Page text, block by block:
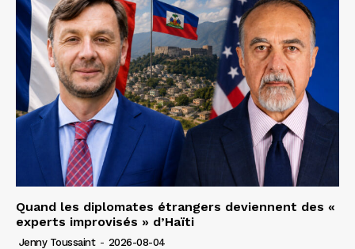
Quand les diplomates étrangers deviennent des «
experts improvisés » d’Haïti
Jenny Toussaint - 2026-08-04